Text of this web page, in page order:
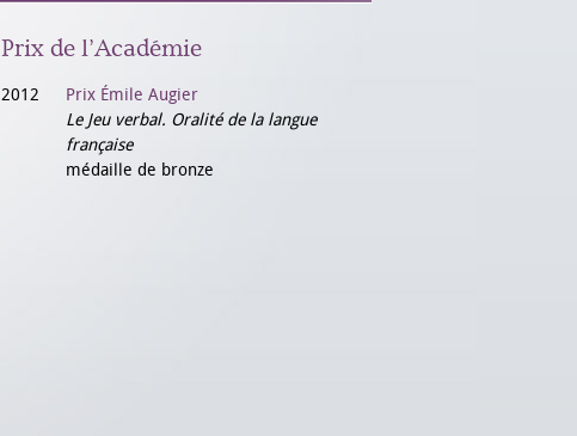
Prix de l’Académie
2012
Prix Émile Augier
Le Jeu verbal. Oralité de la langue
française
médaille de bronze